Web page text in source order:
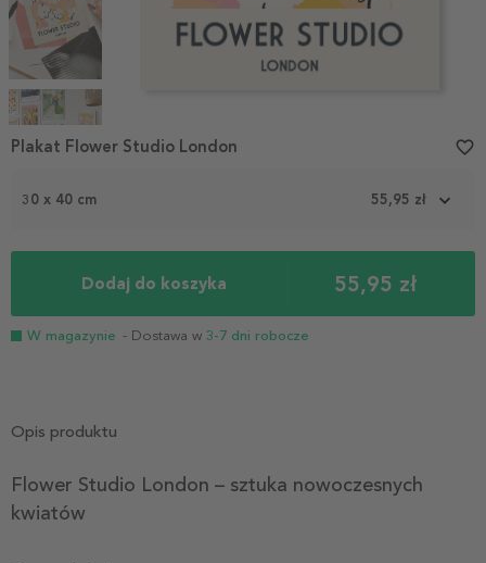
1
30 x 40 cm 55,95 zł
Dodaj do koszyka 55,95 zł
W magazynie - Dostawa w 3-7 dni robocze
Plakat Flower Studio London favorite_border
Opis produktu
Flower Studio London – sztuka nowoczesnych
kwiatów